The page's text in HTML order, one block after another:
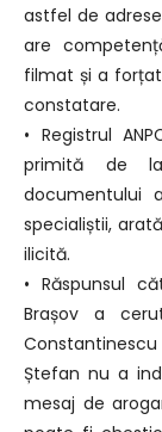
astfel de
are
filmat și a
constatare.
• Registrul
primită de la
documentului
specialiștii,
ilicită.
• Răspunsul
Brașov a
Ștefan nu a
mesaj de